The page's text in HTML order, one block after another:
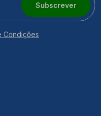
Subscrever
Condições